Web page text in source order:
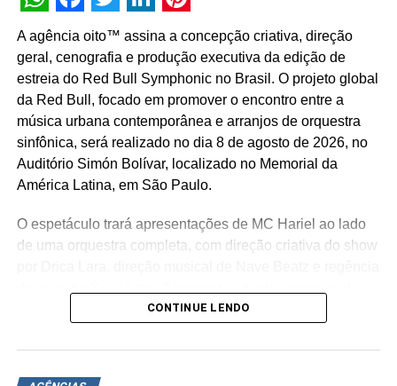
novo emprego se a empresa onde trabalham atualmente
decidisse não oferecer a possibilidade de home office, ao
menos, parcialmente. E apontou que 42% dos
recrutadores já veem trabalhadores buscarem um novo
emprego depois que a companhia optou pelo retorno
100% presencial.
Com uma mudança de cultura organizacional, a Digi
optou por buscar profissionais em todo país e,
atualmente, trabalha com colaboradores espalhados por
10 Estados brasileiros, em 33 cidades, o que ampliou a
visão do time da agência.
organizado pela Renase
WhatsApp
Facebook
Twitter
LinkedIn
Pinterest
A agência oito™ assina a concepção criativa, direção
geral, cenografia e produção executiva da edição de
estreia do Red Bull Symphonic no Brasil. O projeto global
da Red Bull, focado em promover o encontro entre a
música urbana contemporânea e arranjos de orquestra
sinfônica, será realizado no dia 8 de agosto de 2026, no
Auditório Simón Bolívar, localizado no Memorial da
América Latina, em São Paulo.
O espetáculo trará apresentações de MC Hariel ao lado
de uma orquestra completa, com direção criativa do show
trajetória do artista paulista para arranjos orquestrais
CONTINUE LENDO